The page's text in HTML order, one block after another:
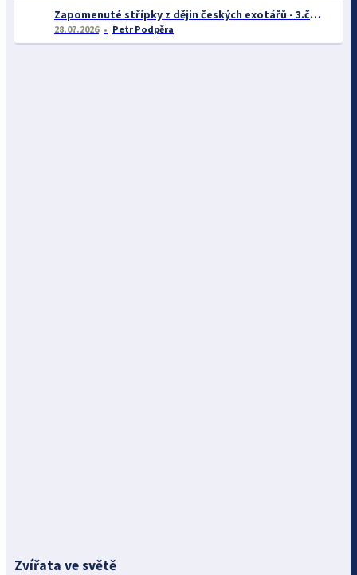
Zapomenuté střípky z dějin českých exotářů - 3.část
28.07.2026 Petr Podpěra
Zvířata ve světě